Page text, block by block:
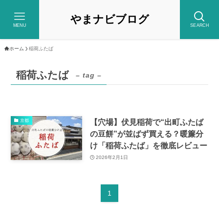
やまナビブログ SEARCH
MENU
ホーム 稲荷ふたば
稲荷ふたば – tag –
京都
【穴場】伏見稲荷で“出町ふたば
の豆餅”が並ばず買える？暖簾分
け「稲荷ふたば」を徹底レビュー
2026年2月1日
1